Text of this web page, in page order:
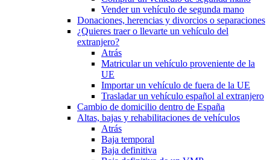
Vender un vehículo de segunda mano
Donaciones, herencias y divorcios o separaciones
¿Quieres traer o llevarte un vehículo del
extranjero?
Atrás
Matricular un vehículo proveniente de la
UE
Importar un vehículo de fuera de la UE
Trasladar un vehículo español al extranjero
Cambio de domicilio dentro de España
Altas, bajas y rehabilitaciones de vehículos
Atrás
Baja temporal
Baja definitiva